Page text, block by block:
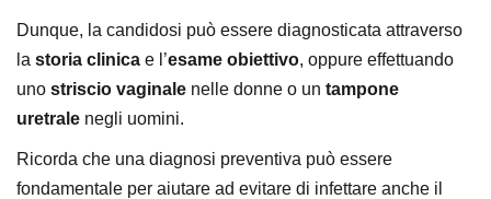
Dunque, la candidosi può essere diagnosticata attraverso
la storia clinica e l’esame obiettivo, oppure effettuando
uno striscio vaginale nelle donne o un tampone
uretrale negli uomini.
Ricorda che una diagnosi preventiva può essere
fondamentale per aiutare ad evitare di infettare anche il